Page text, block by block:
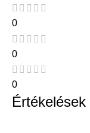
0
0
0
Értékelések